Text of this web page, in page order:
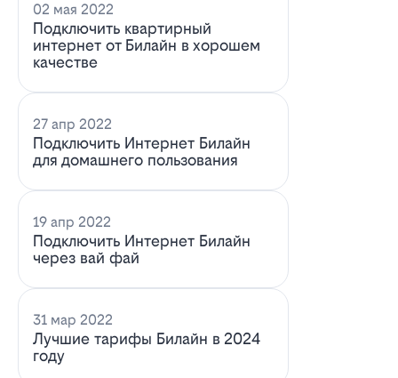
02 мая 2022
Подключить квартирный
интернет от Билайн в хорошем
качестве
27 апр 2022
Подключить Интернет Билайн
для домашнего пользования
19 апр 2022
Подключить Интернет Билайн
через вай фай
31 мар 2022
Лучшие тарифы Билайн в 2024
году